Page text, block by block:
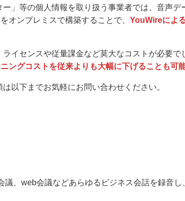
」等の個人情報を取り扱う事業者では、音声デ
オンプレミスで構築することで、 YouWireによ
イセンスや従量課金など莫大なコストが必要で
ングコストを従来よりも大幅に下げることも可
以下までお気軽にお問い合わせください。
、web会議などあらゆるビジネス会話を録音